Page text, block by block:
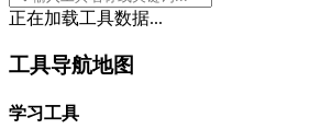
正在加载工具数据...
工具导航地图
学习工具